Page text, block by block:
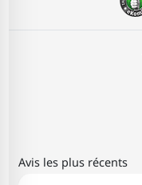
Avis les plus récents